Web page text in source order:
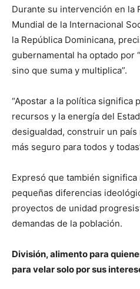
Durante su intervención en la
Mundial de la Internacional
la República Dominicana,
gubernamental ha optado por
sino que suma y multiplica”.
“Apostar a la política significa
recursos y la energía del
desigualdad, construir un
más seguro para todos y
Expresó que también significa
pequeñas diferencias
proyectos de unidad
demandas de la población.
División, alimento para
para velar solo por sus